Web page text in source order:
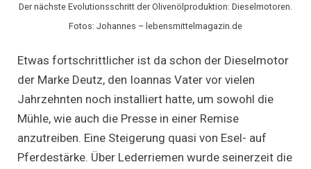
Der nächste Evolutionsschritt der Olivenölproduktion: Dieselmotoren.
Fotos: Johannes – lebensmittelmagazin.de
Etwas fortschrittlicher ist da schon der Dieselmotor
der Marke Deutz, den Ioannas Vater vor vielen
Jahrzehnten noch installiert hatte, um sowohl die
Mühle, wie auch die Presse in einer Remise
anzutreiben. Eine Steigerung quasi von Esel- auf
Pferdestärke. Über Lederriemen wurde seinerzeit die